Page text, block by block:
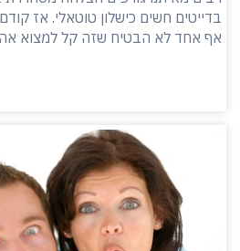
בדייטים חשים כישלון טוטאלי. אז
אף אחד לא הבטיח שזה קל למצוא